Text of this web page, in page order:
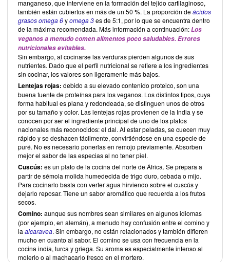
manganeso, que interviene en la formación del tejido cartilaginoso,
también están cubiertos en más de un 50 %. La proporción deácidos
grasos omega 6yomega 3es de 5:1, por lo que se encuentra dentro
de la máxima recomendada. Más información a continuación:Los
veganos a menudo comen alimentos poco saludables. Errores
nutricionales evitables.
Sin embargo, al cocinarse las verduras pierden algunos de sus
nutrientes. Dado que el perfil nutricional se refiere a los ingredientes
sin cocinar, los valores son ligeramente más bajos.
Lentejas rojas: debido a su elevado contenido proteico, son una
buena fuente de proteínas para los veganos. Los distintos tipos, cuya
forma habitual es plana y redondeada, se distinguen unos de otros
por su tamaño y color. Las lentejas rojas provienen de la India y se
conocen por ser el ingrediente principal de uno de los platos
nacionales más reconocidos: el dal. Al estar peladas, se cuecen muy
rápido y se deshacen fácilmente, convirtiéndose en una especie de
puré. No es necesario ponerlas en remojo previamente. Absorben
mejor el sabor de las especias al no tener piel.
Cuscús: es un plato de la cocina del norte de África. Se prepara a
partir de sémola molida humedecida de trigo duro, cebada o mijo.
Para cocinarlo basta con verter agua hirviendo sobre el cuscús y
dejarlo reposar. Tiene un sabor aromático que recuerda a los frutos
secos.
Comino: aunque sus nombres sean similares en algunos idiomas
(por ejemplo, en alemán), a menudo hay confusión entre el comino y
la alcaravea. Sin embargo, no están relacionados y también difieren
mucho en cuanto al sabor. El comino se usa con frecuencia en la
cocina india, turca y griega. Su aroma es especialmente intenso al
molerlo o al machacarlo fresco en el mortero.